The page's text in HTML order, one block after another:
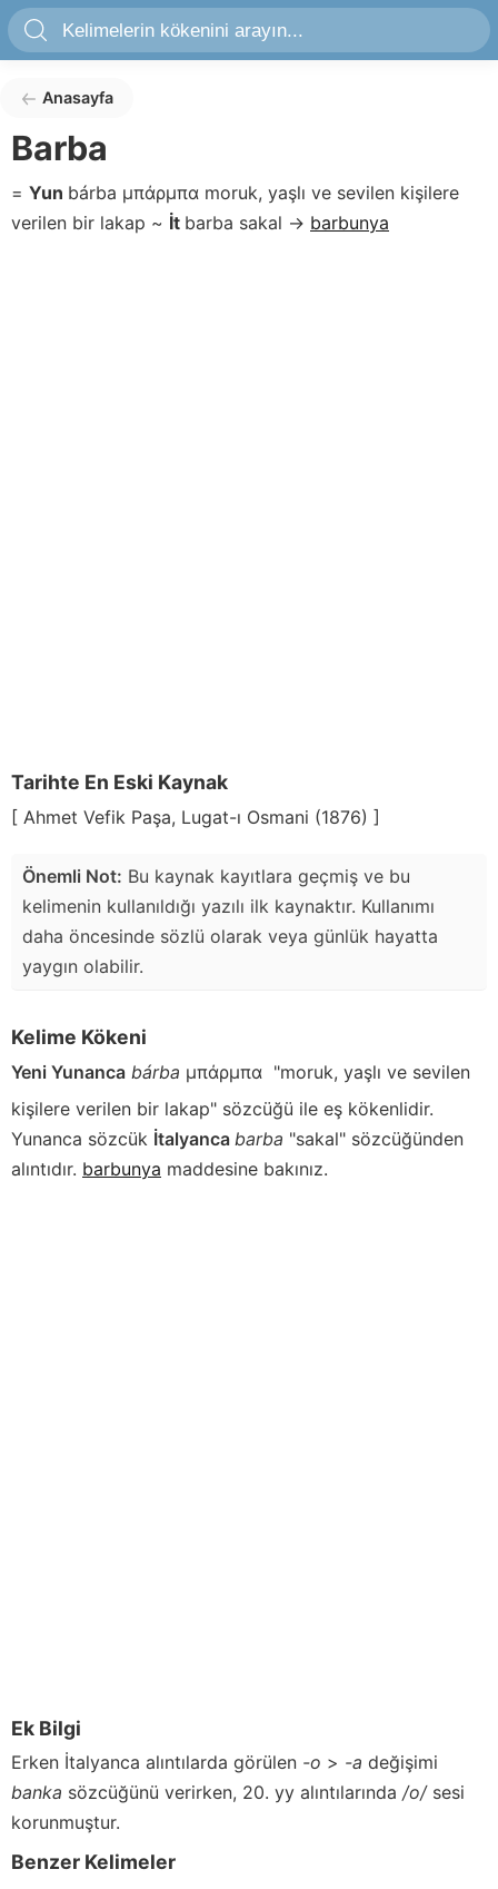
Anasayfa
Barba
= Yun bárba μπάρμπα moruk, yaşlı ve sevilen kişilere
verilen bir lakap ~ İt barba sakal → barbunya
Tarihte En Eski Kaynak
[ Ahmet Vefik Paşa, Lugat-ı Osmani (1876) ]
Önemli Not: Bu kaynak kayıtlara geçmiş ve bu
kelimenin kullanıldığı yazılı ilk kaynaktır. Kullanımı
daha öncesinde sözlü olarak veya günlük hayatta
yaygın olabilir.
Kelime Kökeni
Yeni Yunanca bárba μπάρμπα "moruk, yaşlı ve sevilen
kişilere verilen bir lakap" sözcüğü ile eş kökenlidir.
Yunanca sözcük İtalyanca barba "sakal" sözcüğünden
alıntıdır. barbunya maddesine bakınız.
Ek Bilgi
Erken İtalyanca alıntılarda görülen -o > -a değişimi
banka sözcüğünü verirken, 20. yy alıntılarında /o/sesi
korunmuştur.
Benzer Kelimeler